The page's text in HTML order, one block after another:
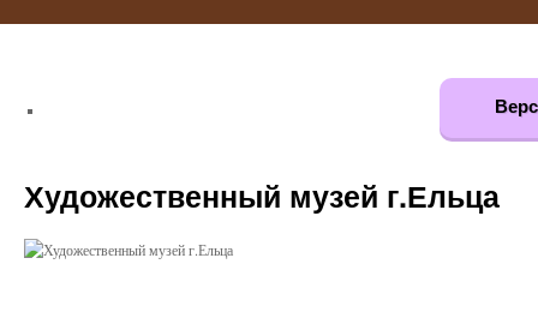
Художественный музей г.Ельца